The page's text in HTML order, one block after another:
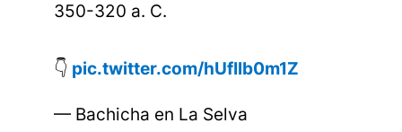
350-320 a. C.
👇 pic.twitter.com/hUfIlb0m1Z
— Bachicha en La Selva